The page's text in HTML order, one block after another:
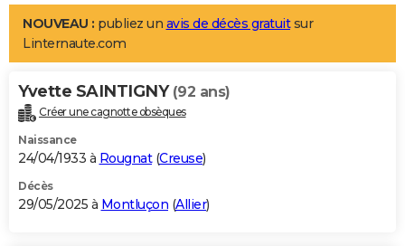
LIFESTYLE
Art de vivre
Bien-être
Loisirs
Mode
Modes de vie
Alimentation
Guide de la santé
Maladies
Médicaments
Sommeil
VOYAGE
Destinations
City break
Voyage nature
Voyage de noces
Forum
Climat
+PHOTO
GUIDES D'ACHAT
BONS PLANS
NOUVEAU : publiez un avis de décès gratuitsur
Linternaute.com
Yvette SAINTIGNY (92 ans)
Créer une cagnotte obsèques
Naissance
24/04/1933 à Rougnat(Creuse)
Décès
29/05/2025 à Montluçon (Allier)